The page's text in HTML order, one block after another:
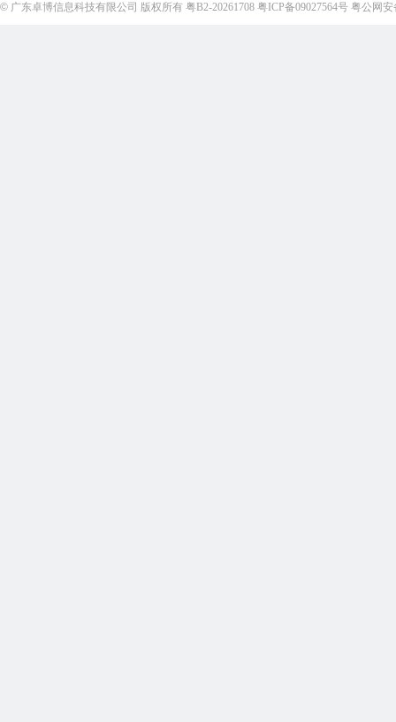
© 广东卓博信息科技有限公司 版权所有 粤B2-20261708 粤ICP备09027564号 粤公网安